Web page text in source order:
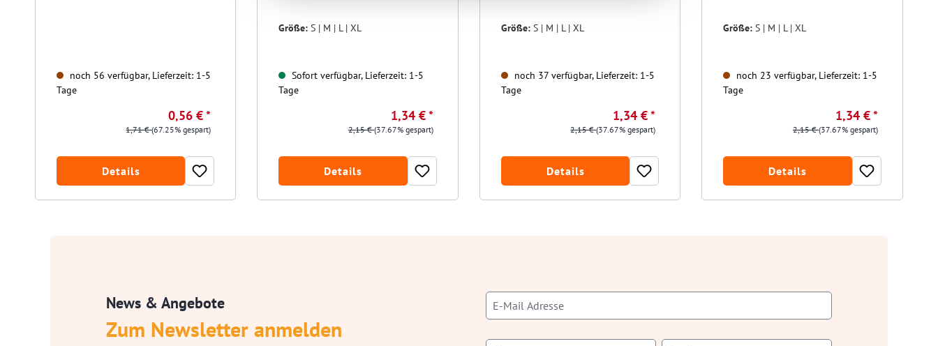
noch 56 verfügbar, Lieferzeit: 1-5
Tage
0,56 € *
1,71 €(67.25% gespart)
Details
Größe: S | M | L | XL
Sofort verfügbar, Lieferzeit: 1-5
Tage
1,34 € *
2,15 €(37.67% gespart)
Details
Größe: S | M | L | XL
noch 37 verfügbar, Lieferzeit: 1-5
Tage
1,34 € *
2,15 €(37.67% gespart)
Details
Größe: S | M | L | XL
noch 23 verfügbar, Lieferzeit: 1-5
Tage
1,34 € *
2,15 €(37.67% gespart)
Details
News & Angebote
Zum Newsletter anmelden